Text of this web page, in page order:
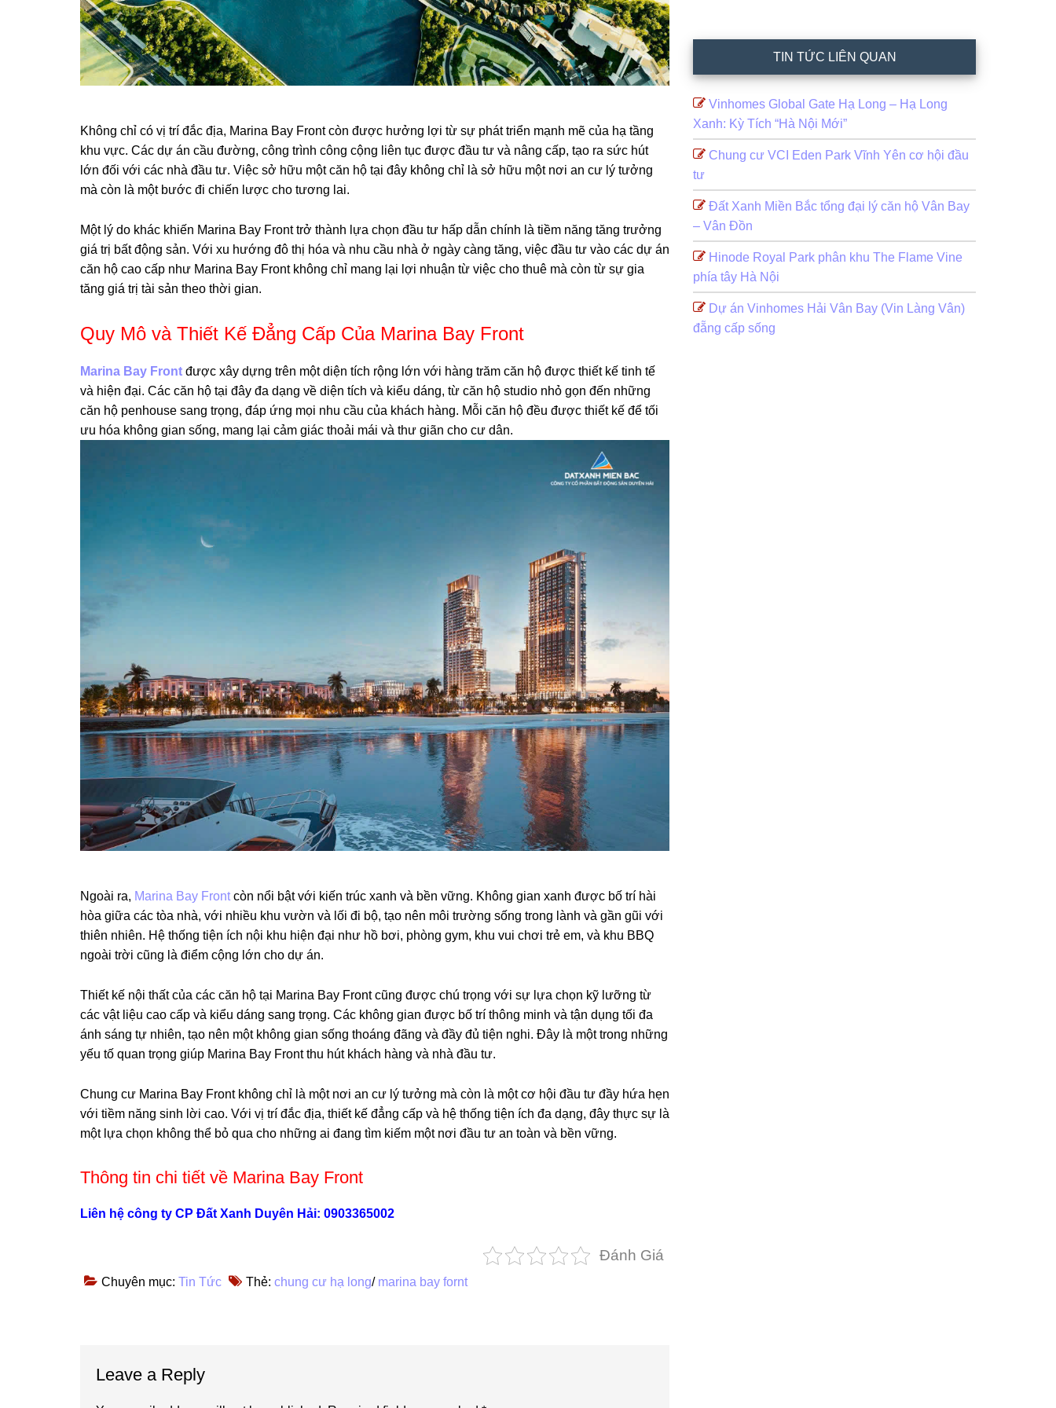
Không chỉ có vị trí đắc địa, Marina Bay Front còn được hưởng lợi từ sự phát triển mạnh mẽ của hạ tầng
khu vực. Các dự án cầu đường, công trình công cộng liên tục được đầu tư và nâng cấp, tạo ra sức hút
lớn đối với các nhà đầu tư. Việc sở hữu một căn hộ tại đây không chỉ là sở hữu một nơi an cư lý tưởng
mà còn là một bước đi chiến lược cho tương lai.
Một lý do khác khiến Marina Bay Front trở thành lựa chọn đầu tư hấp dẫn chính là tiềm năng tăng trưởng
giá trị bất động sản. Với xu hướng đô thị hóa và nhu cầu nhà ở ngày càng tăng, việc đầu tư vào các dự án
căn hộ cao cấp như Marina Bay Front không chỉ mang lại lợi nhuận từ việc cho thuê mà còn từ sự gia
tăng giá trị tài sản theo thời gian.
Quy Mô và Thiết Kế Đẳng Cấp Của Marina Bay Front
Marina Bay Front được xây dựng trên một diện tích rộng lớn với hàng trăm căn hộ được thiết kế tinh tế
và hiện đại. Các căn hộ tại đây đa dạng về diện tích và kiểu dáng, từ căn hộ studio nhỏ gọn đến những
căn hộ penhouse sang trọng, đáp ứng mọi nhu cầu của khách hàng. Mỗi căn hộ đều được thiết kế để tối
ưu hóa không gian sống, mang lại cảm giác thoải mái và thư giãn cho cư dân.
Ngoài ra, Marina Bay Front còn nổi bật với kiến trúc xanh và bền vững. Không gian xanh được bố trí hài
hòa giữa các tòa nhà, với nhiều khu vườn và lối đi bộ, tạo nên môi trường sống trong lành và gần gũi với
thiên nhiên. Hệ thống tiện ích nội khu hiện đại như hồ bơi, phòng gym, khu vui chơi trẻ em, và khu BBQ
ngoài trời cũng là điểm cộng lớn cho dự án.
Thiết kế nội thất của các căn hộ tại Marina Bay Front cũng được chú trọng với sự lựa chọn kỹ lưỡng từ
các vật liệu cao cấp và kiểu dáng sang trọng. Các không gian được bố trí thông minh và tận dụng tối đa
ánh sáng tự nhiên, tạo nên một không gian sống thoáng đãng và đầy đủ tiện nghi. Đây là một trong những
yếu tố quan trọng giúp Marina Bay Front thu hút khách hàng và nhà đầu tư.
Chung cư Marina Bay Front không chỉ là một nơi an cư lý tưởng mà còn là một cơ hội đầu tư đầy hứa hẹn
với tiềm năng sinh lời cao. Với vị trí đắc địa, thiết kế đẳng cấp và hệ thống tiện ích đa dạng, đây thực sự là
một lựa chọn không thể bỏ qua cho những ai đang tìm kiếm một nơi đầu tư an toàn và bền vững.
Thông tin chi tiết về Marina Bay Front
Liên hệ công ty CP Đất Xanh Duyên Hải: 0903365002
Đánh Giá
Chuyên mục: Tin Tức Thẻ: chung cư hạ long/ marina bay fornt
Interactions
Leave a Reply
TIN TỨC LIÊN QUAN
Vinhomes Global Gate Hạ Long – Hạ Long
Xanh: Kỳ Tích “Hà Nội Mới”
Chung cư VCI Eden Park Vĩnh Yên cơ hội đầu
tư
Đất Xanh Miền Bắc tổng đại lý căn hộ Vân Bay
– Vân Đồn
Hinode Royal Park phân khu The Flame Vine
phía tây Hà Nội
Dự án Vinhomes Hải Vân Bay (Vin Làng Vân)
đẵng cấp sống